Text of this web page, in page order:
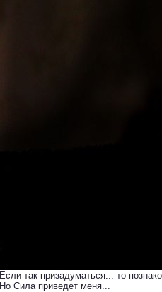
Если так призадуматься... то
Но Сила приведет меня...